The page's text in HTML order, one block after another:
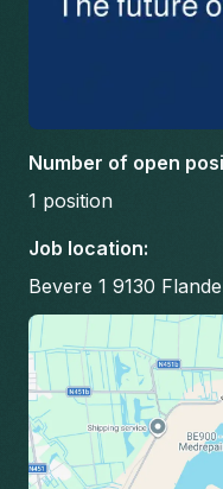
Number of open
1 position
Job location:
Bevere 1 9130